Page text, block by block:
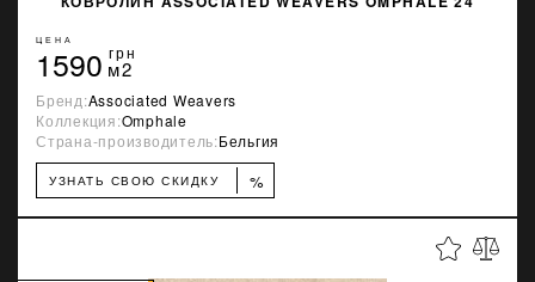
ЦЕНА
1590 грн
м2
Бренд:Associated Weavers
Коллекция:Omphale
Страна-производитель:Бельгия
УЗНАТЬ СВОЮ СКИДКУ %